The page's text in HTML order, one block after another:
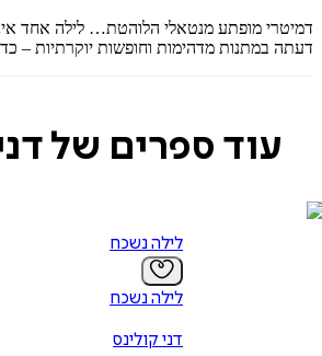
דמיטרי מופתע מנטאלי הלוהטת… לילה אחד
דעתה במתנות מדהימות וחופשות יוקרתיות –
עוד ספרים של
לילה נשכח
לילה נשכח
דני קולינס